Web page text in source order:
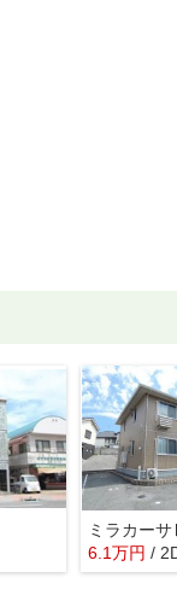
ミラカー
6.1万円 /